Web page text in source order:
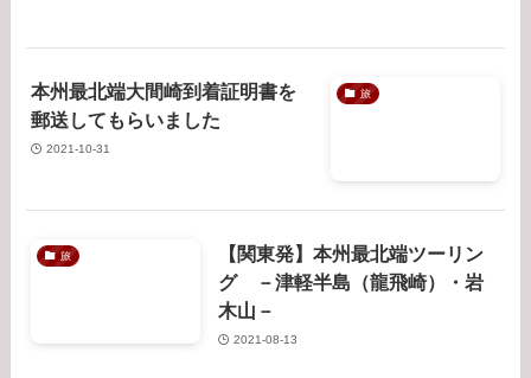
旅
本州最北端大間崎到着証明書を
郵送してもらいました
2021-10-31
旅
【関東発】本州最北端ツーリン
グ －津軽半島（龍飛崎）・岩
木山－
2021-08-13